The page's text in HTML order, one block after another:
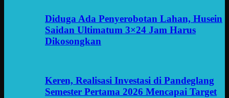
Diduga Ada Penyerobotan Lahan, Husein
Saidan Ultimatum 3×24 Jam Harus
Dikosongkan
Keren, Realisasi Investasi di Pandeglang
Semester Pertama 2026 Mencapai Target